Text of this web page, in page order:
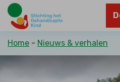
Naar
hoofdinhoud
Kruimelpad
Home Nieuws & verhalen